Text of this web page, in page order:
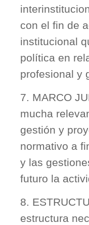
con el fin de
institucional
política en
profesional y
7. MARCO
mucha
gestión y
normativo a
y las
futuro la
8.
estructura